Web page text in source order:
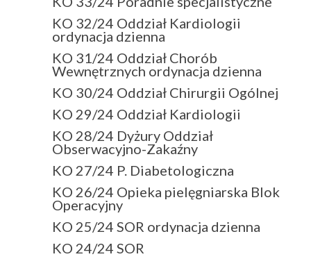
KO 32/24 Oddział Kardiologii
ordynacja dzienna
KO 31/24 Oddział Chorób
Wewnętrznych ordynacja dzienna
KO 30/24 Oddział Chirurgii Ogólnej
KO 29/24 Oddział Kardiologii
KO 28/24 Dyżury Oddział
Obserwacyjno-Zakaźny
KO 27/24 P. Diabetologiczna
KO 26/24 Opieka pielęgniarska Blok
Operacyjny
KO 25/24 SOR ordynacja dzienna
KO 24/24 SOR